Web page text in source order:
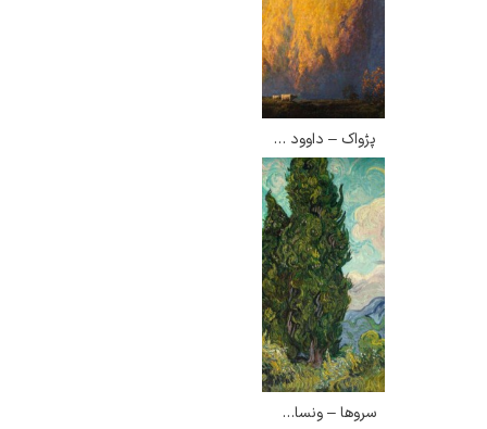
پژواک – داوود امدادیان
سروها – ونسان ون گوگ